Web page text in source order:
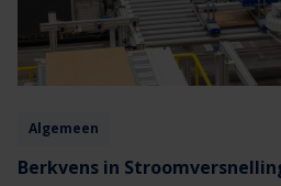
Algemeen
Berkvens in